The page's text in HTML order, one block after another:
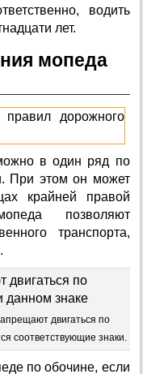
водить
лет.
мопеда
в один ряд по
При этом он может
крайней правой
позволяют
транспорта,
двигаться по
соответствующие знаки.
по обочине, если